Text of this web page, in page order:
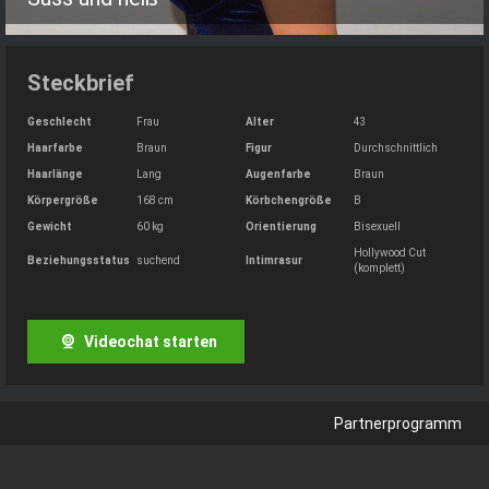
Steckbrief
Geschlecht Frau Alter 43
Haarfarbe Braun Figur Durchschnittlich
Haarlänge Lang Augenfarbe Braun
Körpergröße 168 cm Körbchengröße B
Gewicht 60 kg Orientierung Bisexuell
Beziehungsstatus suchend Intimrasur
Hollywood Cut
(komplett)
Videochat starten
Partnerprogramm